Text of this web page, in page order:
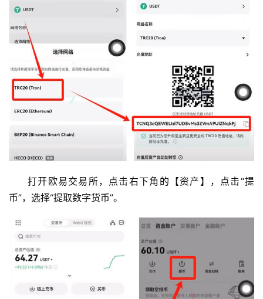
打开欧易交易所，点击右下角的【资产】，点击“提
币”，选择“提取数字货币”。